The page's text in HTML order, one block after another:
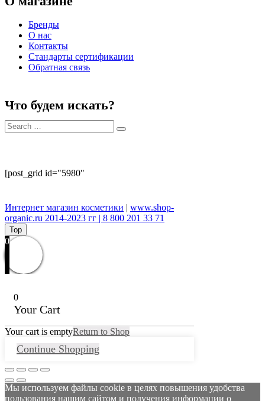
Бренды
О нас
Контакты
Стандарты сертификации
Обратная связь
Что будем искать?
[post_grid id="5980"
Интернет магазин косметики | www.shop-
organic.ru 2014-2023 гг | 8 800 201 33 71
Top
0
0
Your Cart
Your cart is emptyReturn to Shop
Continue Shopping
Мы используем файлы cookie в целях повышения удобства
пользования нашим сайтом и получения информации о